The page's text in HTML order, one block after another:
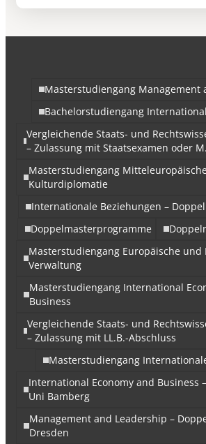
Hochschule in Deutschland plan
Masterstudiengang Management
Bachelorstudiengang
Vergleichende Staats- und
– Zulassung mit Staatsexamen oder
Masterstudiengang
Kulturdiplomatie
Internationale Beziehungen –
Doppelmasterprogramme
Masterstudiengang Europäische
Verwaltung
Masterstudiengang International
Business
Vergleichende Staats- und
– Zulassung mit LL.B.-Abschluss
Masterstudiengang
International Economy and Business
Uni Bamberg
Management and Leadership –
Dresden